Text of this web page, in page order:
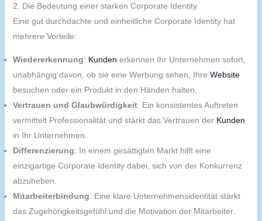
2. Die Bedeutung einer starken Corporate Identity
Eine gut durchdachte und einheitliche Corporate Identity hat
mehrere Vorteile:
Wiedererkennung: Kunden erkennen Ihr Unternehmen sofort,
unabhängig davon, ob sie eine Werbung sehen, Ihre Website
besuchen oder ein Produkt in den Händen halten.
Vertrauen und Glaubwürdigkeit: Ein konsistentes Auftreten
vermittelt Professionalität und stärkt das Vertrauen der Kunden
in Ihr Unternehmen.
Differenzierung: In einem gesättigten Markt hilft eine
einzigartige Corporate Identity dabei, sich von der Konkurrenz
abzuheben.
Mitarbeiterbindung: Eine klare Unternehmensidentität stärkt
das Zugehörigkeitsgefühl und die Motivation der Mitarbeiter.